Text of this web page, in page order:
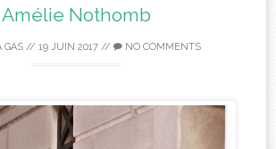
Amélie Nothomb
GAS // 19 JUIN 2017 // NO COMMENTS